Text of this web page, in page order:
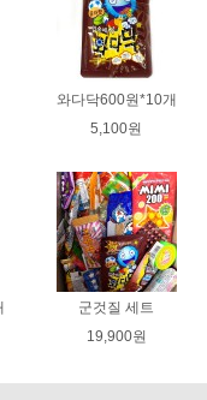
와다닥600원*10개
5,100원
군것질 세트
19,900원